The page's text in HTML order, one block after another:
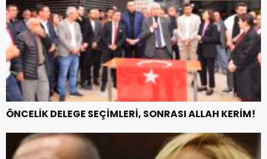
ÖNCELİK DELEGE SEÇİMLERİ, SONRASI ALLAH KERİM!